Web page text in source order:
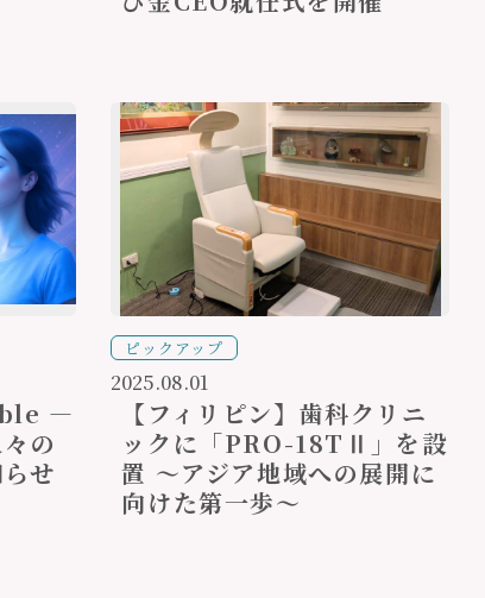
―
の
せ
ピックアップ
2025.08.01
【フィリピン】歯科クリニ
ックに「PRO-18TⅡ」を設
置 ～アジア地域への展開に
向けた第一歩～